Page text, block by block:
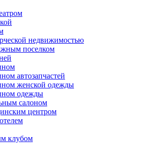
недвижимостью
поселком
автозапчастей
женской одежды
одежды
салоном
центром
клубом